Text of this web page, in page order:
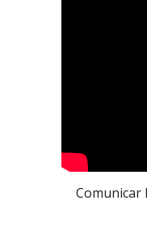
Comunicar